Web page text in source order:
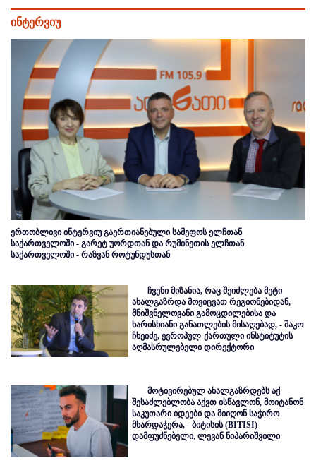
ინტერვიუ
ერთობლივი ინტერვიუ გაერთიანებული სამეფოს ელჩთან
საქართველოში - გარეტ უორდთან და რუმინეთის ელჩთან
საქართველოში - რაზვან როტუნდუსთან
ჩვენი მიზანია, რაც შეიძლება მეტი
ახალგაზრდა მოვიცვათ რეგიონებიდან,
მნიშვნელოვანი გამოცდილებისა და
ხარისხიანი განათლების მისაღებად, - შაკო
ჩხეიძე, ევროპულ-ქართული ინსტიტუტის
აღმასრულებელი დირექტორი
მოტივირებულ ახალგაზრდებს აქ
შესაძლებლობა აქვთ ისწავლონ, მოიტანონ
საკუთარი იდეები და მიიღონ საჭირო
მხარდაჭერა, - ბიტისის (BITISI)
დამფუძნებელი, ლევან ნიპარიშვილი